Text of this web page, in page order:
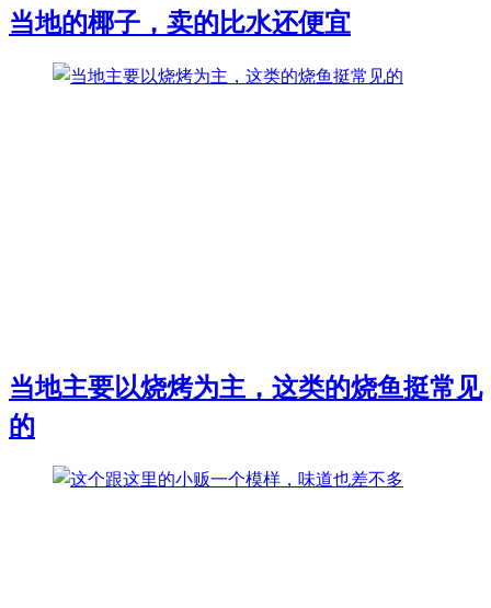
当地的椰子，卖的比水还便宜
当地主要以烧烤为主，这类的烧鱼挺常见
的